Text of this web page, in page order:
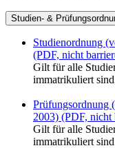
Studien- &
Studienordnung
(PDF, nicht
Gilt für alle
immatrikuliert
Prüfungsordnung
2003) (PDF, nicht
Gilt für alle
immatrikuliert